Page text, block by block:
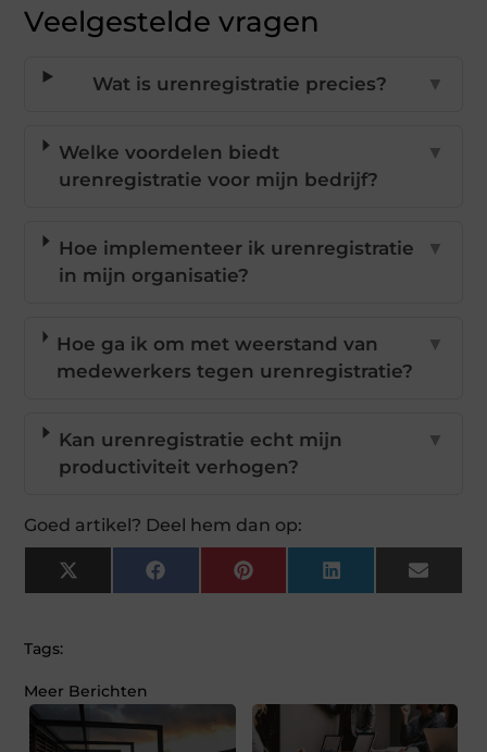
Veelgestelde vragen
Wat is urenregistratie precies? ▼
Welke voordelen biedt
urenregistratie voor mijn bedrijf?
▼
Hoe implementeer ik urenregistratie
in mijn organisatie?
▼
Hoe ga ik om met weerstand van
medewerkers tegen urenregistratie?
▼
Kan urenregistratie echt mijn
productiviteit verhogen?
▼
Goed artikel? Deel hem dan op:
X
(Twitter)
FacebookPinterestLinkedInEmail
Tags:
Meer Berichten